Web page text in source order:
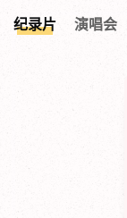
纪录片 演唱会